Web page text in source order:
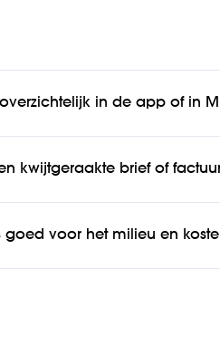
in de app of in
kwijtgeraakte brief of
goed voor het milieu en